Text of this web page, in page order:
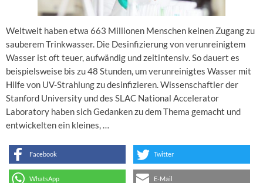
Weltweit haben etwa 663 Millionen Menschen keinen Zugang zu
sauberem Trinkwasser. Die Desinfizierung von verunreinigtem
Wasser ist oft teuer, aufwändig und zeitintensiv. So dauert es
beispielsweise bis zu 48 Stunden, um verunreinigtes Wasser mit
Hilfe von UV-Strahlung zu desinfizieren. Wissenschaftler der
Stanford University und des SLAC National Accelerator
Laboratory haben sich Gedanken zu dem Thema gemacht und
entwickelten ein kleines, …
Facebook Twitter
WhatsApp E-Mail